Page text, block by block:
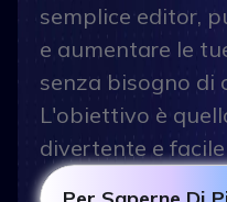
semplice editor,
e aumentare le
senza bisogno di
L'obiettivo è
divertente e